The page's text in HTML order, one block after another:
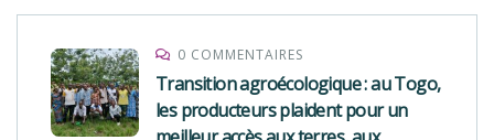
0 COMMENTAIRES
Transition agroécologique : au Togo,
les producteurs plaident pour un